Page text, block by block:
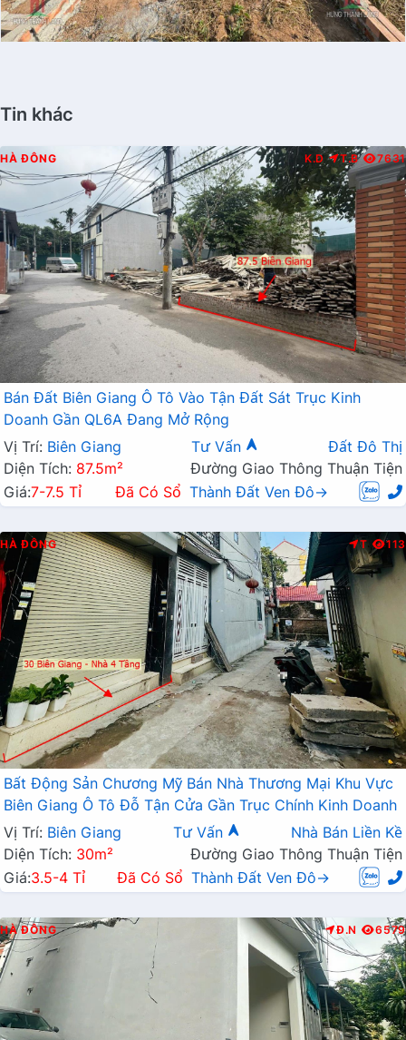
Tin khác
HÀ ĐÔNG K.D T.B 7631
Bán Đất Biên Giang Ô Tô Vào Tận Đất Sát Trục Kinh
Doanh Gần QL6A Đang Mở Rộng
Vị Trí: Biên Giang Tư Vấn
Đất Đô Thị
Diện Tích: 87.5m²
Đường Giao Thông Thuận Tiện
Giá:7-7.5 Tỉ Đã Có Sổ Thành Đất Ven Đô→
HÀ ĐÔNG T 113
Bất Động Sản Chương Mỹ Bán Nhà Thương Mại Khu Vực
Biên Giang Ô Tô Đỗ Tận Cửa Gần Trục Chính Kinh Doanh
Vị Trí: Biên Giang Tư Vấn
Nhà Bán Liền Kề
Diện Tích: 30m²
Đường Giao Thông Thuận Tiện
Giá:3.5-4 Tỉ Đã Có Sổ Thành Đất Ven Đô→
HÀ ĐÔNG Đ.N 6579